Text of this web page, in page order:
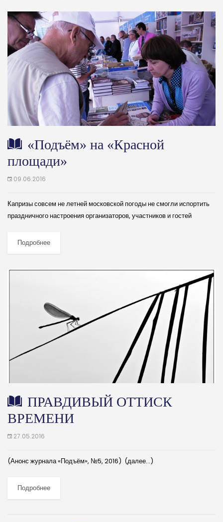
«Подъём» на «Красной
площади»
09.06.2016
Капризы совсем не летней московской погоды не смогли испортить
праздничного настроения организаторов, участников и гостей
июля Ее Величество Книга царила на...
Подробнее
ПРАВДИВЫЙ ОТТИСК
ВРЕМЕНИ
27.05.2016
(Анонс журнала «Подъём», №5, 2016) (далее…)
Подробнее